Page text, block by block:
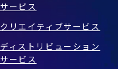
サービス
クリエイティブサービス
ディストリビューション
サービス